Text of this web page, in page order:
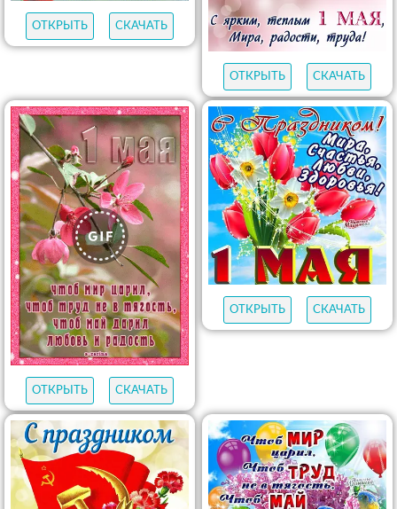
ОТКРЫТЬ СКАЧАТЬ
ОТКРЫТЬ СКАЧАТЬ
ОТКРЫТЬ СКАЧАТЬ
ОТКРЫТЬ СКАЧАТЬ